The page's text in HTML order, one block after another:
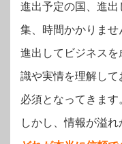
進出予定の国、進
集、時間かかりませ
進出してビジネス
識や実情を理解して
必須となってきます
しかし、情報が溢